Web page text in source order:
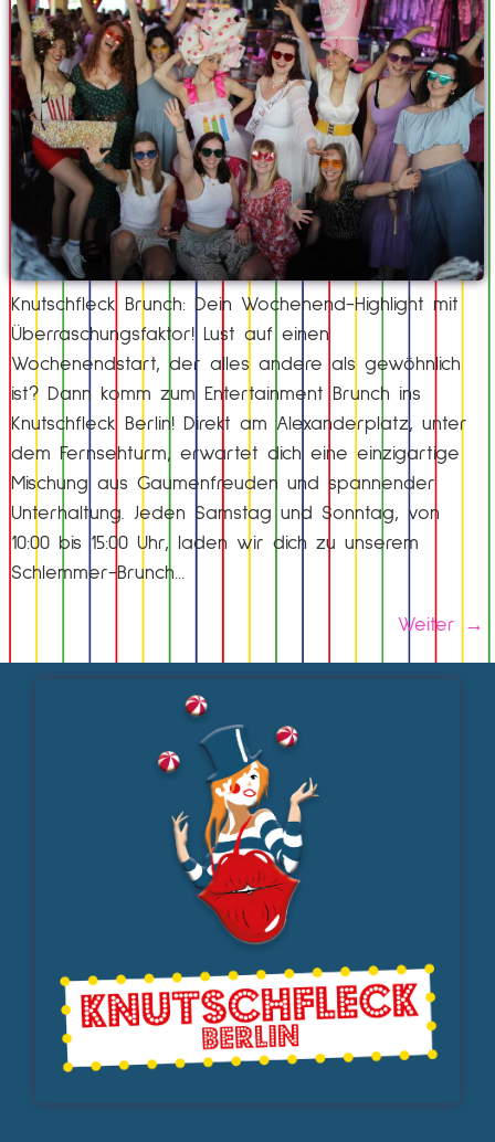
Knutschfleck Brunch: Dein Wochenend-Highlight mit
Überraschungsfaktor! Lust auf einen
Wochenendstart, der alles andere als gewöhnlich
ist? Dann komm zum Entertainment Brunch ins
Knutschfleck Berlin! Direkt am Alexanderplatz, unter
dem Fernsehturm, erwartet dich eine einzigartige
Mischung aus Gaumenfreuden und spannender
Unterhaltung. Jeden Samstag und Sonntag, von
10:00 bis 15:00 Uhr, laden wir dich zu unserem
Schlemmer-Brunch…
Weiter →